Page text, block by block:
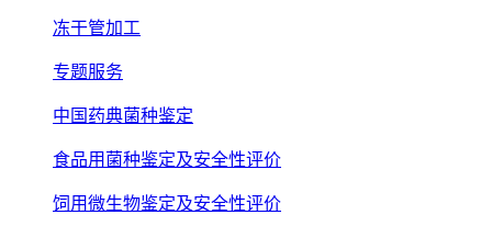
冻干管加工
专题服务
中国药典菌种鉴定
食品用菌种鉴定及安全性评价
饲用微生物鉴定及安全性评价